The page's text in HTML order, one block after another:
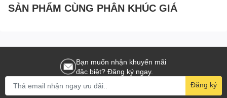
SẢN PHẨM CÙNG PHÂN KHÚC GIÁ
Bạn muốn nhận khuyến mãi
đặc biệt? Đăng ký ngay.
Đăng ký